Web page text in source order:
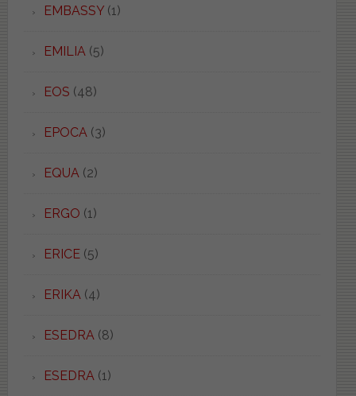
EMBASSY(1)
EMILIA (5)
EOS (48)
EPOCA (3)
EQUA (2)
ERGO (1)
ERICE(5)
ERIKA (4)
ESEDRA (8)
ESEDRA (1)